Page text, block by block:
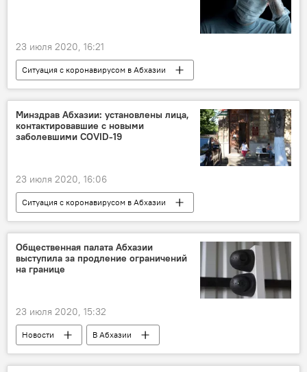
23 июля 2020, 16:21
Ситуация с коронавирусом в Абхазии
В Абхазии
Новости
Коронавирус - 2021
Минздрав Абхазии: установлены лица,
контактировавшие с новыми
заболевшими СOVID-19
23 июля 2020, 16:06
Ситуация с коронавирусом в Абхазии
В Абхазии
Новости
Коронавирус - 2021
Общественная палата Абхазии
выступила за продление ограничений
на границе
23 июля 2020, 15:32
Новости
В Абхазии
Ситуация с коронавирусом в Абхазии